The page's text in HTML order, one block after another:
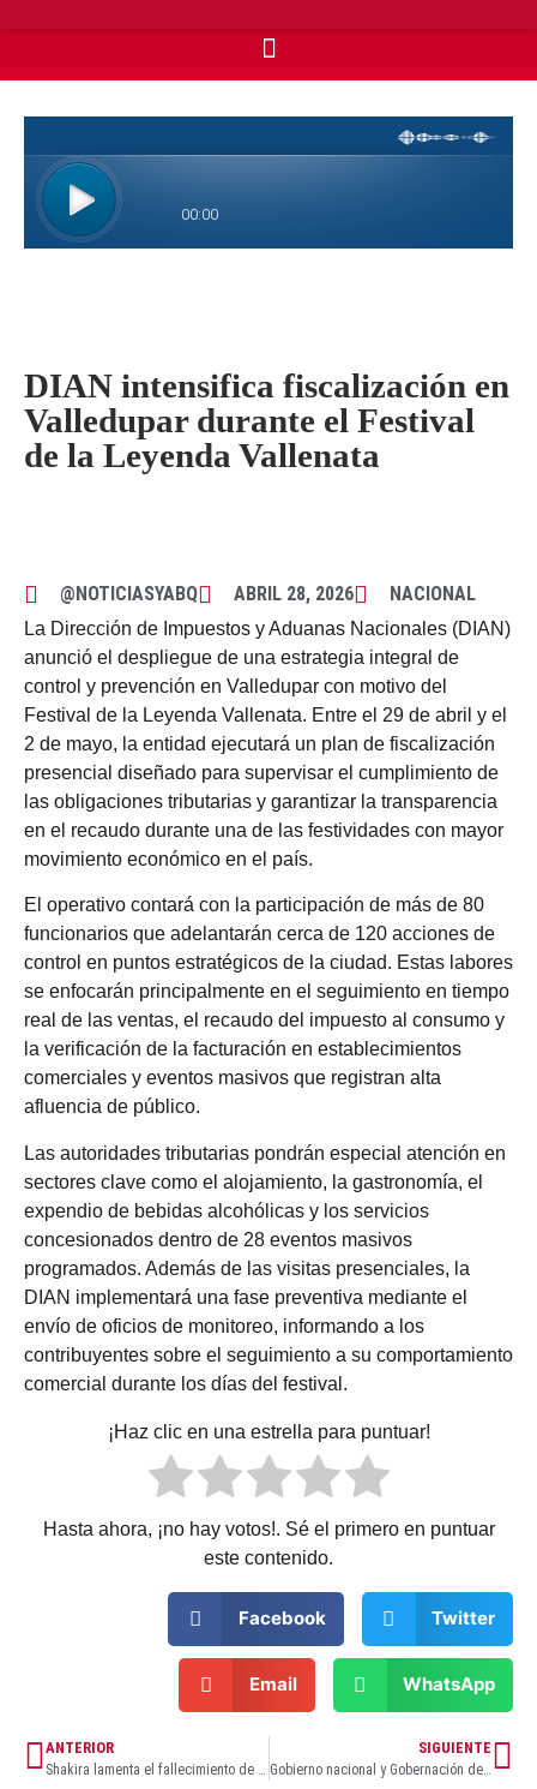
DIAN intensifica fiscalización en
Valledupar durante el Festival
de la Leyenda Vallenata
@NOTICIASYABQ ABRIL 28, 2026 NACIONAL
La Dirección de Impuestos y Aduanas Nacionales (DIAN)
anunció el despliegue de una estrategia integral de
control y prevención en Valledupar con motivo del
Festival de la Leyenda Vallenata. Entre el 29 de abril y el
2 de mayo, la entidad ejecutará un plan de fiscalización
presencial diseñado para supervisar el cumplimiento de
las obligaciones tributarias y garantizar la transparencia
en el recaudo durante una de las festividades con mayor
movimiento económico en el país.
El operativo contará con la participación de más de 80
funcionarios que adelantarán cerca de 120 acciones de
control en puntos estratégicos de la ciudad. Estas labores
se enfocarán principalmente en el seguimiento en tiempo
real de las ventas, el recaudo del impuesto al consumo y
la verificación de la facturación en establecimientos
comerciales y eventos masivos que registran alta
afluencia de público.
Las autoridades tributarias pondrán especial atención en
sectores clave como el alojamiento, la gastronomía, el
expendio de bebidas alcohólicas y los servicios
concesionados dentro de 28 eventos masivos
programados. Además de las visitas presenciales, la
DIAN implementará una fase preventiva mediante el
envío de oficios de monitoreo, informando a los
contribuyentes sobre el seguimiento a su comportamiento
comercial durante los días del festival.
¡Haz clic en una estrella para puntuar!
Hasta ahora, ¡no hay votos!. Sé el primero en puntuar
este contenido.
Facebook Twitter
Email WhatsApp
ANTERIOR SIGUIENTE
Gobierno nacional y Gobernación del Atlántico impulsan la reactivación del sector férreo